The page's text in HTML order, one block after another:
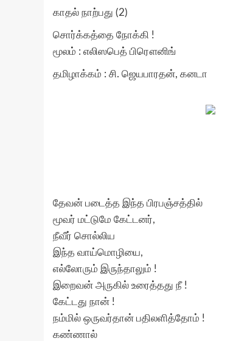
காதல் நாற்பது (2)
சொர்க்கத்தை நோக்கி !
மூலம் : எலிஸபெத் பிரௌனிங்
தமிழாக்கம் : சி. ஜெயபாரதன், கனடா
தேவன் படைத்த இந்த பிரபஞ்சத்தில்
மூவர் மட்டுமே கேட்டனர்,
நீவீர் சொல்லிய
இந்த வாய்மொழியை,
எல்லோரும் இருந்தாலும் !
இறைவன் அருகில் உரைத்தது நீ !
கேட்டது நான் !
நம்மில் ஒருவர்தான் பதிலளித்தோம் !
கண்ணால்